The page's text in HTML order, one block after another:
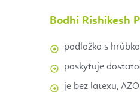
Bodhi Rishikesh
podložka s
poskytuje
je bez latexu,